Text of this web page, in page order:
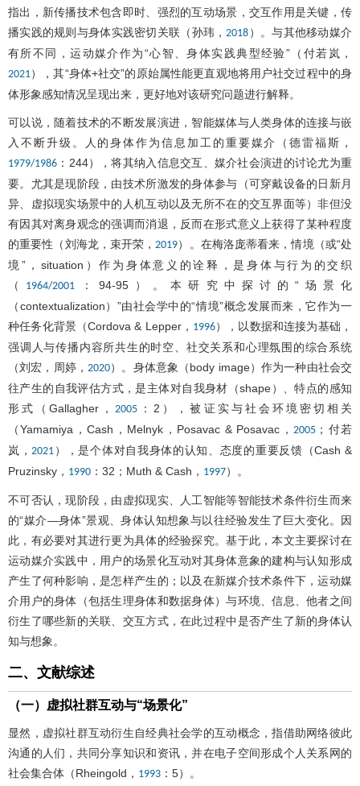
指出，新传播技术包含即时、强烈的互动场景，交互作用是关键，传
播实践的规则与身体实践密切关联（孙玮， 2018 ）。与其他移动媒介
有所不同，运动媒介作为“心智、身体实践典型经验”（付若岚，
2021），其“身体+社交”的原始属性能更直观地将用户社交过程中的身
体形象感知情况呈现出来，更好地对该研究问题进行解释。
可以说，随着技术的不断发展演进，智能媒体与人类身体的连接与嵌
入不断升级。人的身体作为信息加工的重要媒介（德雷福斯，
1979/1986 ：244），将其纳入信息交互、媒介社会演进的讨论尤为重
要。尤其是现阶段，由技术所激发的身体参与（可穿戴设备的日新月
异、虚拟现实场景中的人机互动以及无所不在的交互界面等）非但没
有因其对离身观念的强调而消退，反而在形式意义上获得了某种程度
的重要性（刘海龙，束开荣， 2019）。在梅洛庞蒂看来，情境（或“处
境”，situation）作为身体意义的诠释，是身体与行为的交织
（ 1964/2001 ：94-95）。本研究中探讨的“场景化
（contextualization）”由社会学中的“情境”概念发展而来，它作为一
种任务化背景（Cordova & Lepper， 1996），以数据和连接为基础，
强调人与传播内容所共生的时空、社交关系和心理氛围的综合系统
（刘宏，周婷， 2020）。身体意象（body image）作为一种由社会交
往产生的自我评估方式，是主体对自我身材（shape）、特点的感知
形式（Gallagher， 2005 ：2），被证实与社会环境密切相关
（Yamamiya，Cash，Melnyk，Posavac & Posavac， 2005 ；付若
岚， 2021 ），是个体对自我身体的认知、态度的重要反馈（Cash &
Pruzinsky， 1990 ：32；Muth & Cash， 1997）。
不可否认，现阶段，由虚拟现实、人工智能等智能技术条件衍生而来
的“媒介—身体”景观、身体认知想象与以往经验发生了巨大变化。因
此，有必要对其进行更为具体的经验探究。基于此，本文主要探讨在
运动媒介实践中，用户的场景化互动对其身体意象的建构与认知形成
产生了何种影响，是怎样产生的；以及在新媒介技术条件下，运动媒
介用户的身体（包括生理身体和数据身体）与环境、信息、他者之间
衍生了哪些新的关联、交互方式，在此过程中是否产生了新的身体认
知与想象。
二、文献综述
（一）虚拟社群互动与“场景化”
显然，虚拟社群互动衍生自经典社会学的互动概念，指借助网络彼此
沟通的人们，共同分享知识和资讯，并在电子空间形成个人关系网的
社会集合体（Rheingold， 1993 ：5）。